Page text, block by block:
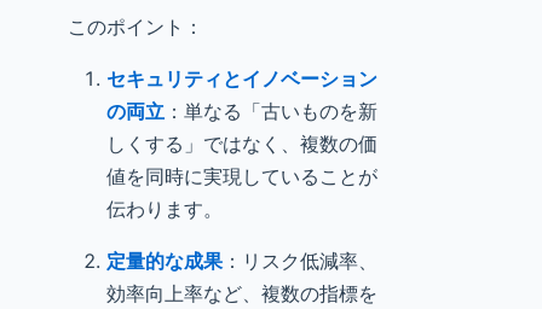
このポイント：
セキュリティとイノベーション
の両立 ：単なる「古いものを新
しくする」ではなく、複数の価
値を同時に実現していることが
伝わります。
定量的な成果：リスク低減率、
効率向上率など、複数の指標を